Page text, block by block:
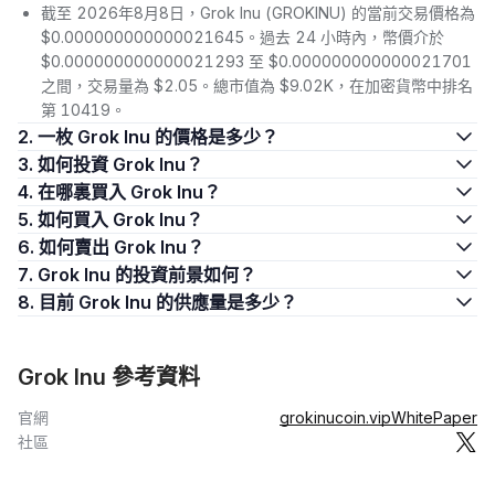
截至 2026年8月8日，Grok Inu (GROKINU) 的當前交易價格為
$0.000000000000021645。過去 24 小時內，幣價介於
$0.000000000000021293 至 $0.000000000000021701
之間，交易量為 $2.05。總市值為 $9.02K，在加密貨幣中排名
第 10419。
2. 一枚 Grok Inu 的價格是多少？
3. 如何投資 Grok Inu？
4. 在哪裏買入 Grok Inu？
5. 如何買入 Grok Inu？
6. 如何賣出 Grok Inu？
7. Grok Inu 的投資前景如何？
8. 目前 Grok Inu 的供應量是多少？
Grok Inu 參考資料
官網 grokinucoin.vipWhitePaper
社區